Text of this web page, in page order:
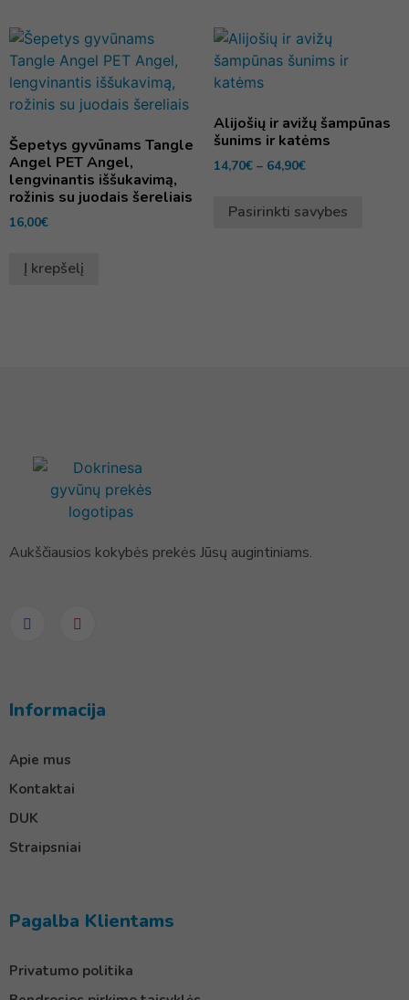
Šepetys gyvūnams Tangle
Angel PET Angel,
lengvinantis iššukavimą,
rožinis su juodais šereliais
16,00€
Į krepšelį
Alijošių ir avižų šampūnas
šunims ir katėms
14,70€ – 64,90€
Pasirinkti savybes
Aukščiausios kokybės prekės Jūsų augintiniams.
Informacija
Apie mus
Kontaktai
DUK
Straipsniai
Pagalba Klientams
Privatumo politika